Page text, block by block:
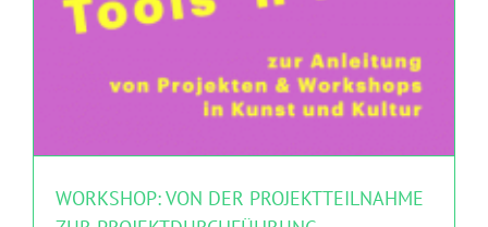
WORKSHOP: VON DER PROJEKTTEILNAHME ZUR
MITMACHEN WAS GEHT?!
Magazin
WORKSHOP: VON DER PROJEKTTEILNAHME